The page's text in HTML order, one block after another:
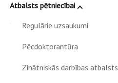
Atbalsts pētniecībai
Regulārie uzsaukumi
Pēcdoktorantūra
Zinātniskās darbības atbalsts